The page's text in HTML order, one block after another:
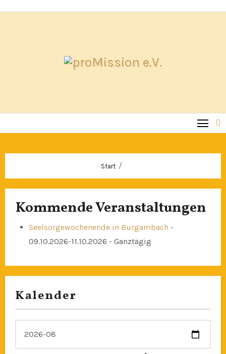
Start
Kommende Veranstaltungen
Seelsorgewochenende in Burgambach -
09.10.2026-11.10.2026 - Ganztägig
Kalender